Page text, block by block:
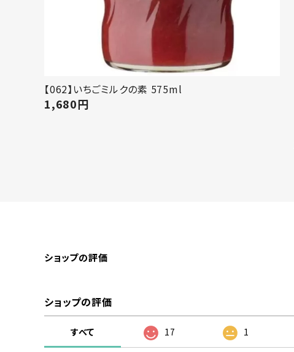
【062】いちごミルクの素 575ml
1,680円
ショップの評価
ショップの評価
すべて 17 1